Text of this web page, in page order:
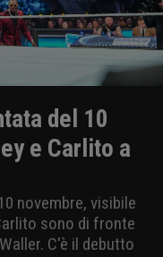
del 10
e Carlito a
novembre, visibile
sono di fronte
C'è il debutto